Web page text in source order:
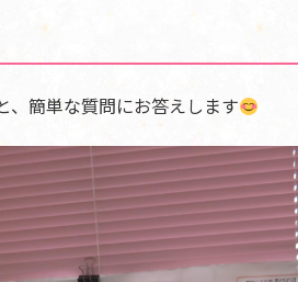
、簡単な質問にお答えします